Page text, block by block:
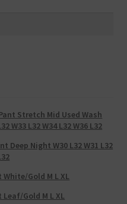
Stretch Mid Used Wash
W33 L32 W34 L32 W36 L32
Deep Night W30 L32 W31 L32
Gold M L XL
Gold M L XL